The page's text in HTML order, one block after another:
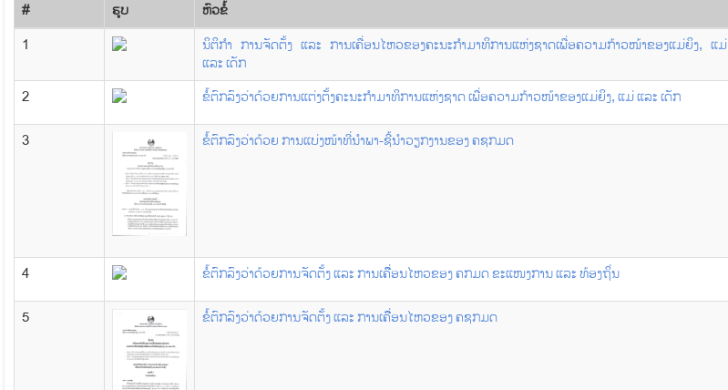
# ຮູບ ​ຫົວ​ຂໍ້
1
ນິຕິກຳ ການຈັດຕັ້ງ ແລະ ການເຄື່ອນໄຫວຂອງຄະນະກຳມາທິການແຫ່ງຊາດເພື່ອຄວາມກ້າວໜ້າຂອງແມ່ຍິງ, ແມ່
ແລະ ເດັກ
2
ຂໍ້ຕົກລົງວ່າດ້ວຍການແຕ່ງຕັ້ງຄະນະກຳມາທິການແຫ່ງຊາດ ເພື່ອຄວາມກ້າວໜ້າຂອງແມ່ຍິງ, ແມ່ ແລະ ເດັກ
3 ຂໍ້ຕົກລົງວ່າດ້ວຍ ການແບ່ງໜ້າທີ່ນໍາພາ-ຊີ້ນໍາວຽກງານຂອງ ຄຊກມດ
4 ຂໍ້ຕົກລົງວ່າດ້ວຍການຈັດຕັ້ງ ແລະ ການເຄືື່ອນໄຫວຂອງ ຄກມດ ຂະແໜງການ ແລະ ທ້ອງຖິ່ນ
5 ຂໍ້ຕົກລົງວ່າດ້ວຍການຈັດຕັ້ງ ແລະ ການເຄືື່ອນໄຫວຂອງ ຄຊກມດ